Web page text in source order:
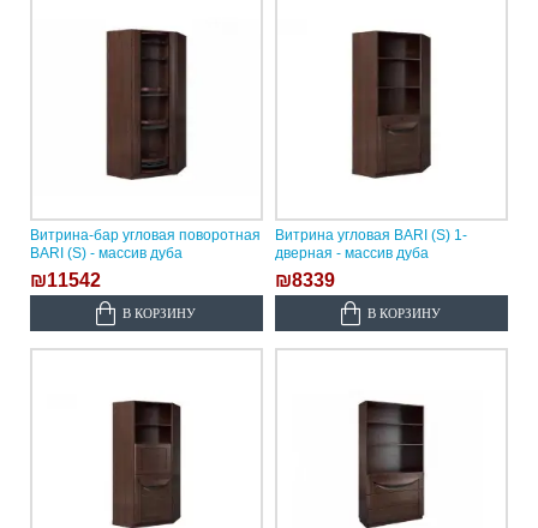
Витрина-бар угловая поворотная
BARI (S) - массив дуба
₪11542
В КОРЗИНУ
Витрина угловая BARI (S) 1-
дверная - массив дуба
₪8339
В КОРЗИНУ